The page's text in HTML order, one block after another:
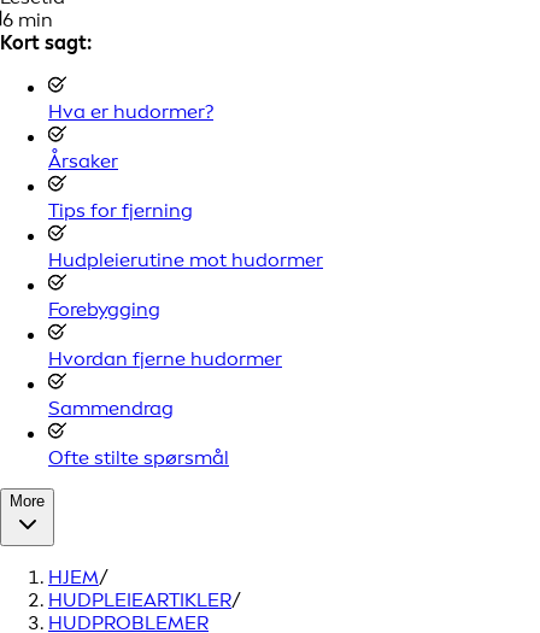
6 min
Kort sagt:
Hva er hudormer?
Årsaker
Tips for fjerning
Hudpleierutine mot hudormer
Forebygging
Hvordan fjerne hudormer
Sammendrag
Ofte stilte spørsmål
More
HJEM/
HUDPLEIEARTIKLER/
HUDPROBLEMER